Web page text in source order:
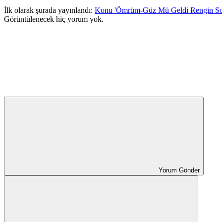
İlk olarak şurada yayınlandı: Konu 'Ömrüm-Güz Mü Geldi Rengin
Görüntülenecek hiç yorum yok.
Yorum Gönder